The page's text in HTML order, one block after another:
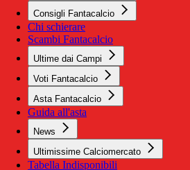
Consigli Fantacalcio
Chi schierare
Scambi Fantacalcio
Ultime dai Campi
Voti Fantacalcio
Asta Fantacalcio
Guida all'asta
News
Ultimissime Calciomercato
Tabella Indisponibili